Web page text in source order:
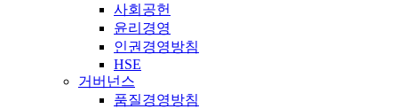
사회공헌
윤리경영
인권경영방침
HSE
거버넌스
품질경영방침